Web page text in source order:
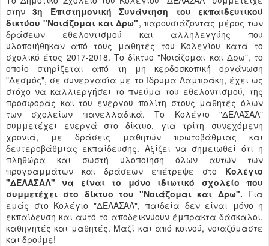
στην3η Επιστημονική Συνάντηση του εκπαιδευτικού
δικτύου "Νοιάζομαι και Δρω", παρουσιάζοντας μέρος των
δράσεων εθελοντισμού και αλληλεγγύης που
υλοποιήθηκαν από τους μαθητές του Κολεγίου κατά το
σχολικό έτος 2017-2018. Το δίκτυο "Νοιάζομαι και Δρω", το
οποίο στηρίζεται από τη μη κερδοσκοπική οργάνωση
"Δεσμός", σε συνεργασία με το Ίδρυμα Λαμπράκη, έχει ως
στόχο να καλλιεργήσει το πνεύμα του εθελοντισμού, της
προσφοράς και του ενεργού πολίτη στους μαθητές όλων
των σχολείων πανελλαδικά. Το Κολέγιο "ΔΕΛΑΣΑΛ"
συμμετέχει ενεργά στο δίκτυο, για τρίτη συνεχόμενη
χρονιά, με δράσεις μαθητών πρωτοβάθμιας και
δευτεροβάθμιας εκπαίδευσης. Αξίζει να σημειωθεί ότι η
πληθώρα και σωστή υλοποίηση όλων αυτών των
προγραμμάτων και δράσεων επέτρεψε στο Κολέγιο
"ΔΕΛΑΣΑΛ" να είναι το μόνο ιδιωτικό σχολείο που
συμμετέχει στο δίκτυο του "Νοιάζομαι και Δρω". Για
εμάς στο Κολέγιο "ΔΕΛΑΣΑΛ", παιδεία δεν είναι μόνο η
εκπαίδευση και αυτό το αποδεικνύουν έμπρακτα δάσκαλοι,
καθηγητές και μαθητές. Μαζί και από κοινού, νοιαζόμαστε
και δρούμε!